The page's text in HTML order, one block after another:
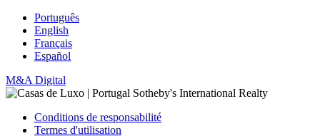
Português
English
Français
Español
M&A Digital
Conditions de responsabilité
Termes d'utilisation